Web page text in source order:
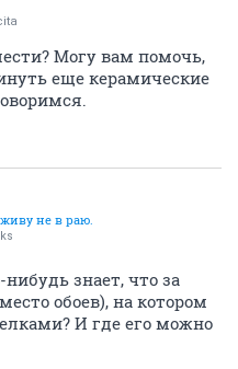
Могу вам помочь,
еще керамические
не в раю.
знает, что за
обоев), на котором
И где его можно